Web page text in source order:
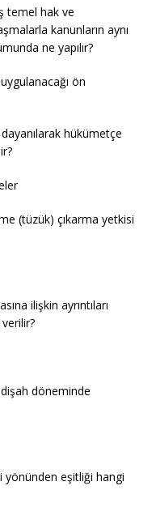
temel hak ve
kanunların aynı
ne yapılır?
ön
hükümetçe
(tüzük) çıkarma yetkisi
ilişkin ayrıntıları
döneminde
yönünden eşitliği hangi